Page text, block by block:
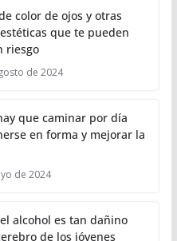
color de ojos y otras
que te pueden
riesgo
de 2024
que caminar por día
en forma y mejorar la
de 2024
alcohol es tan dañino
de los jóvenes